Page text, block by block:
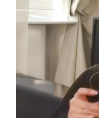
teljes
elasztán, 1% pamut